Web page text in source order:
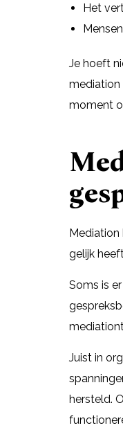
Het
Je hoeft
mediation
moment
Mediation
gelijk
Soms is
Juist in
hersteld.